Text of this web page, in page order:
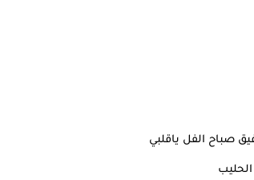
صباح الفل ياقلبي